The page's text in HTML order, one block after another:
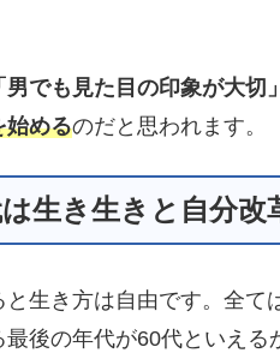
男でも見た目の印象が大切」
始めるのだと思われます。
生き生きと自分改
生き方は自由です。全
後の年代が60代といえる